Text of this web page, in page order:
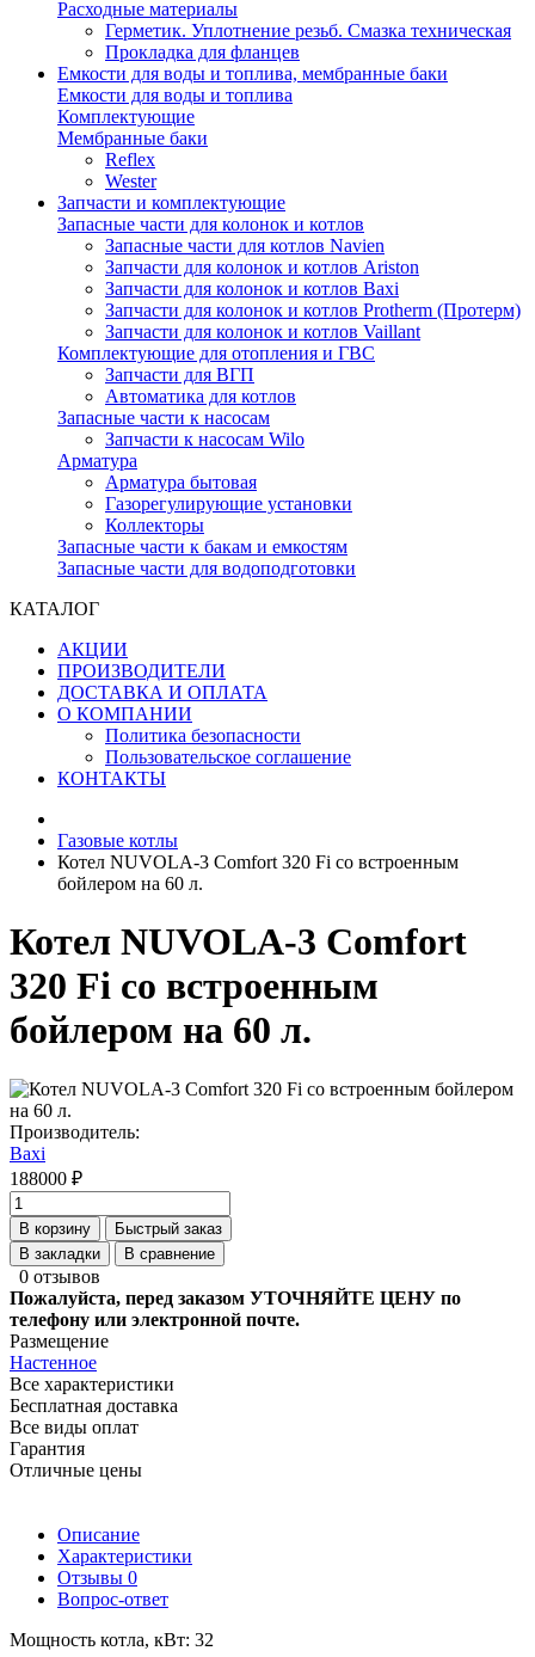
Расходные материалы
Герметик. Уплотнение резьб. Смазка техническая
Прокладка для фланцев
Емкости для воды и топлива, мембранные баки
Емкости для воды и топлива
Комплектующие
Мембранные баки
Reflex
Wester
Запчасти и комплектующие
Запасные части для колонок и котлов
Запасные части для котлов Navien
Запчасти для колонок и котлов Ariston
Запчасти для колонок и котлов Baxi
Запчасти для колонок и котлов Protherm (Протерм)
Запчасти для колонок и котлов Vaillant
Комплектующие для отопления и ГВС
Запчасти для ВГП
Автоматика для котлов
Запасные части к насосам
Запчасти к насосам Wilo
Арматура
Арматура бытовая
Газорегулирующие установки
Коллекторы
Запасные части к бакам и емкостям
Запасные части для водоподготовки
КАТАЛОГ
АКЦИИ
ПРОИЗВОДИТЕЛИ
ДОСТАВКА И ОПЛАТА
О КОМПАНИИ
Политика безопасности
Пользовательское соглашение
КОНТАКТЫ
Газовые котлы
Котел NUVOLA-3 Comfort 320 Fi со встроенным
бойлером на 60 л.
Котел NUVOLA-3 Comfort
320 Fi со встроенным
бойлером на 60 л.
Производитель:
Baxi
188000 ₽
В корзину
Быстрый заказ
В закладки
В сравнение
0 отзывов
Пожалуйста, перед заказом УТОЧНЯЙТЕ ЦЕНУ по
телефону или электронной почте.
Размещение
Настенное
Все характеристики
Бесплатная доставка
Все виды оплат
Гарантия
Отличные цены
Описание
Характеристики
Отзывы 0
Вопрос-ответ
Мощность котла, кВт: 32